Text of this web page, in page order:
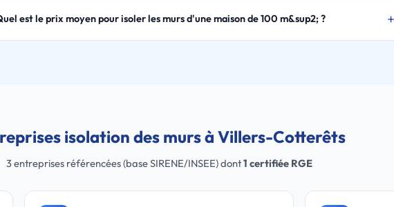
est le prix moyen pour isoler les murs d'une maison de 100 m&sup2; ?
isolation des murs à Villers-Cotterêts
3 entreprises référencées (base SIRENE/INSEE) dont1 certifiée RGE